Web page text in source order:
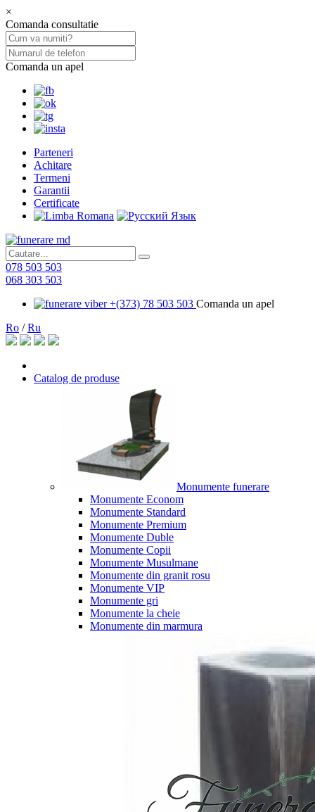
×
Comanda consultatie
Comanda un apel
Parteneri
Achitare
Termeni
Garantii
Certificate
078 503 503
068 303 503
+(373) 78 503 503 Comanda un apel
Ro /Ru
Catalog de produse
Monumente funerare
Monumente Econom
Monumente Standard
Monumente Premium
Monumente Duble
Monumente Copii
Monumente Musulmane
Monumente din granit rosu
Monumente VIP
Monumente gri
Monumente la cheie
Monumente din marmura